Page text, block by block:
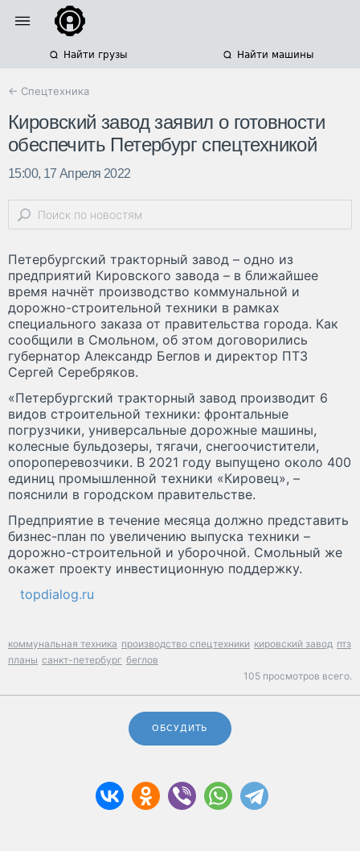
Найти грузы Найти машины
← Спецтехника
Кировский завод заявил о готовности
обеспечить Петербург спецтехникой
15:00, 17 Апреля 2022
Петербургский тракторный завод – одно из
предприятий Кировского завода – в ближайшее
время начнёт производство коммунальной и
дорожно-строительной техники в рамках
специального заказа от правительства города. Как
сообщили в Смольном, об этом договорились
губернатор Александр Беглов и директор ПТЗ
Сергей Серебряков.
«Петербургский тракторный завод производит 6
видов строительной техники: фронтальные
погрузчики, универсальные дорожные машины,
колесные бульдозеры, тягачи, снегоочистители,
опороперевозчики. В 2021 году выпущено около 400
единиц промышленной техники «Кировец», –
пояснили в городском правительстве.
Предприятие в течение месяца должно представить
бизнес-план по увеличению выпуска техники –
дорожно-строительной и уборочной. Смольный же
окажет проекту инвестиционную поддержку.
topdialog.ru
коммунальная техника производство спецтехники кировский завод птз
планы санкт-петербург беглов
105 просмотров всего.
ОБСУДИТЬ